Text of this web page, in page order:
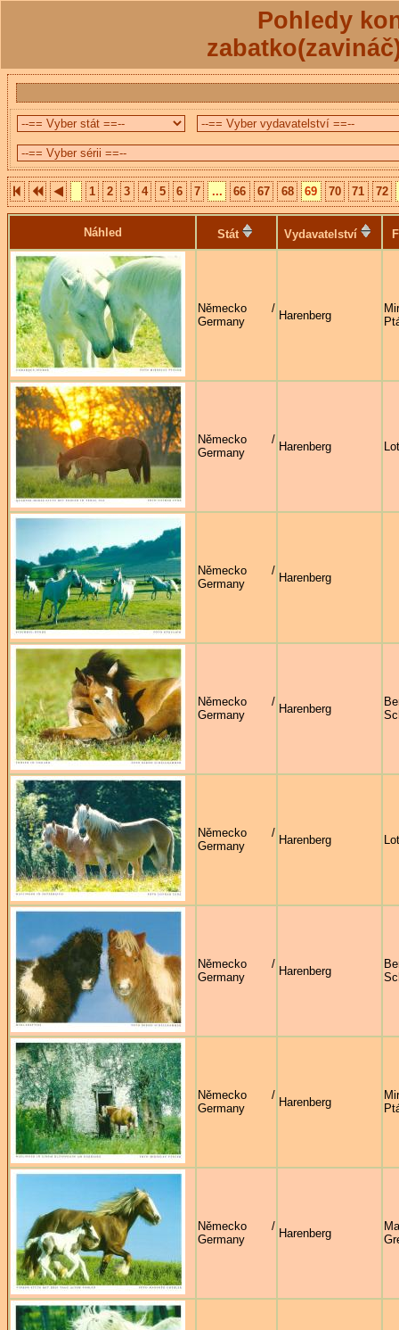
Pohledy
1 2 3 4 5 6 7 ... 66 67 68 69 70 71 72
Náhled Stát Vydavatelství
Německo /
Germany
Harenberg
Německo /
Germany
Harenberg
Německo /
Germany
Harenberg
Německo /
Germany
Harenberg
Německo /
Germany
Harenberg
Německo /
Germany
Harenberg
Německo /
Germany
Harenberg
Německo /
Germany
Harenberg